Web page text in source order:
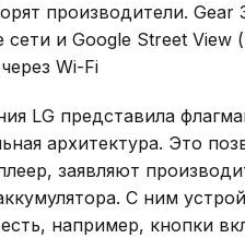
производители. Gear
сети и Google Street
Wi-Fi
LG представила
архитектура. Это
заявляют
С ним
например, кнопки